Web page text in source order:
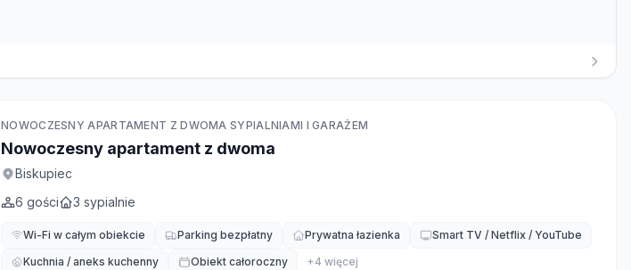
NOWOCZESNY APARTAMENT Z DWOMA SYPIALNIAMI I GARAŻEM
Nowoczesny apartament z dwoma
Biskupiec
6 gości 3 sypialnie
Wi-Fi w całym obiekcie Parking bezpłatny Prywatna łazienka
Smart TV / Netflix / YouTube
Kuchnia / aneks kuchenny
Obiekt całoroczny +4 więcej